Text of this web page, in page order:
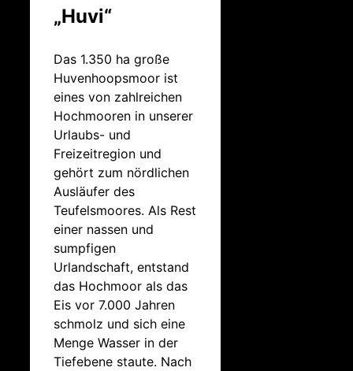
„Huvi“
Das 1.350 ha große
Huvenhoopsmoor ist
eines von zahlreichen
Hochmooren in unserer
Urlaubs- und
Freizeitregion und
gehört zum nördlichen
Ausläufer des
Teufelsmoores. Als Rest
einer nassen und
sumpfigen
Urlandschaft, entstand
das Hochmoor als das
Eis vor 7.000 Jahren
schmolz und sich eine
Menge Wasser in der
Tiefebene staute. Nach